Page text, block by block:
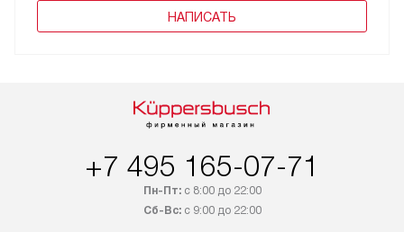
НАПИСАТЬ
+7 495 165-07-71
Пн-Пт:с 8:00 до 22:00
Сб-Вс:с 9:00 до 22:00